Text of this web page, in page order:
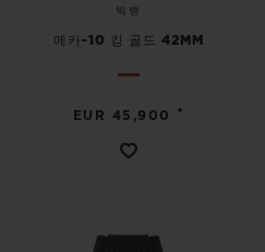
빅뱅
메카-10 킹 골드 42MM
EUR 45,900 •